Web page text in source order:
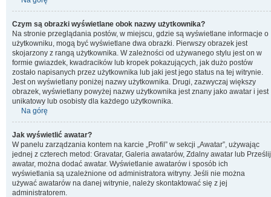
Czym są obrazki wyświetlane obok nazwy użytkownika?
Na stronie przeglądania postów, w miejscu, gdzie są wyświetlane informacje o
użytkowniku, mogą być wyświetlane dwa obrazki. Pierwszy obrazek jest
skojarzony z rangą użytkownika. W zależności od używanego stylu jest on w
formie gwiazdek, kwadracików lub kropek pokazujących, jak dużo postów
zostało napisanych przez użytkownika lub jaki jest jego status na tej witrynie.
Jest on wyświetlany poniżej nazwy użytkownika. Drugi, zazwyczaj większy
obrazek, wyświetlany powyżej nazwy użytkownika jest znany jako awatar i jest
unikatowy lub osobisty dla każdego użytkownika.
Na górę
Jak wyświetlić awatar?
W panelu zarządzania kontem na karcie „Profil” w sekcji „Awatar”, używając
jednej z czterech metod: Gravatar, Galeria awatarów, Zdalny awatar lub Prześlij
awatar, można dodać awatar. Wyświetlanie awatarów i sposób ich
wyświetlania są uzależnione od administratora witryny. Jeśli nie można
używać awatarów na danej witrynie, należy skontaktować się z jej
administratorem.